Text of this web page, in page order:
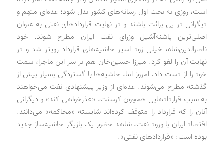
است، روزی به بحث اول رسانه‌های کشور بدل شود؛ عده‌ای متهم و
دیگرانی در پی برائت باشند و در نهایت قراردادهای نفتی به عنوان
اصلی‌ترین پاشنه‌آشیل وزرای نفت ایران مطرح شوند. خود
ناصرالدین‌شاه، خیلی زود اسیر حاشیه‌های قرارداد رویتر شد و در
نهایت آن را لغو کرد. میرزا حسین‌خان هم بر سر این ماجرا، سمت
خود را از دست داد. امروز اما، حاشیه‌ها با گستردگی بسیار بیش از
گذشته مطرح می‌شوند. عده‌ای از وزیر پیشنهادی نفت می‌خواهند
به سبب قراردادهایی همچون کرسنت، «عذرخواهی کند» و دیگرانی
آنان را که قرارداد را متوقف کرده‌اند شایسته «محاکمه» می‌دانند.
اقتصاد ایران با ورود نفت، شاهد حضور یک بازیگر حاشیه‌ساز جدید
بوده است: «قراردادهای نفتی».